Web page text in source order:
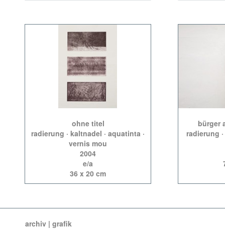
ohne titel
radierung · kaltnadel · aquatinta ·
vernis mou
2004
e/a
36 x 20 cm
bürger
radierung
archiv | grafik